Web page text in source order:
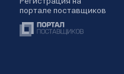
портале поставщиков